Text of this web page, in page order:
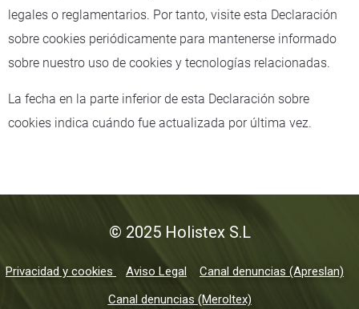
legales o reglamentarios. Por tanto, visite esta Declaración
sobre cookies periódicamente para mantenerse informado
sobre nuestro uso de cookies y tecnologías relacionadas.
La fecha en la parte inferior de esta Declaración sobre
cookies indica cuándo fue actualizada por última vez.
© 2025 Holistex S.L
Privacidad y cookies Aviso Legal
Canal denuncias (Apreslan)
Canal denuncias (Meroltex)